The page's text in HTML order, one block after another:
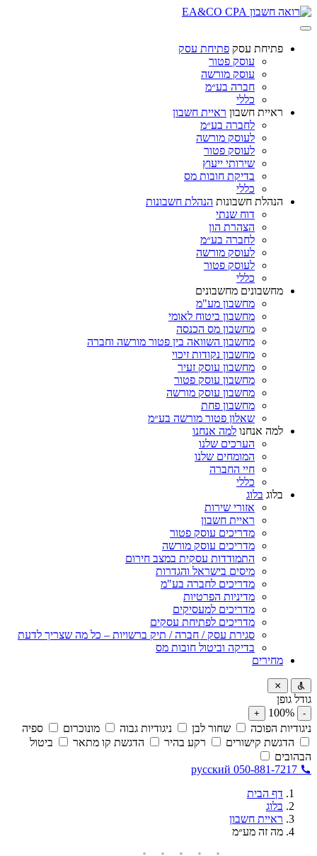
פתיחת עסק פתיחת עסק
עוסק פטור
עוסק מורשה
חברה בע״מ
כללי
ראיית חשבון ראיית חשבון
לחברה בע״מ
לעוסק מורשה
לעוסק פטור
שירותי ייעוץ
בדיקת חובות מס
כללי
הנהלת חשבונות הנהלת חשבונות
דוח שנתי
הצהרת הון
לחברה בע״מ
לעוסק מורשה
לעוסק פטור
כללי
מחשבונים מחשבונים
מחשבון מע"מ
מחשבון ביטוח לאומי
מחשבון מס הכנסה
מחשבון השוואה בין פטור מורשה וחברה
מחשבון נקודות זיכוי
מחשבון עוסק זעיר
מחשבון עוסק פטור
מחשבון עוסק מורשה
מחשבון פחת
שאלון פטור מורשה בע״מ
למה אנחנו למה אנחנו
הערכים שלנו
המומחים שלנו
חיי החברה
כללי
בלוג בלוג
אזורי שירות
ראיית חשבון
מדריכים עוסק פטור
מדריכים עוסק מורשה
התמודדות עסקית במצב חירום
מיסים בישראל והגדרות
מדריכים לחברה בע"מ
מדיניות הפרטיות
מדריכים למעסיקים
מדריכים לפתיחת עסקים
סגירת עסק / חברה / תיק ברשויות – כל מה שצריך לדעת
בדיקה וביטול חובות מס
מחירים
גודל גופן
-
100%
+
ניגודיות הפוכה שחור לבן ניגודיות גבוה מונוכרום
ספיה
הדגשת קישורים
רקע בהיר הדגשת קו מתאר
ביטול
הבהובים
русский 050-881-7217
דף הבית
בלוג
ראיית חשבון
מה זה מע״מ